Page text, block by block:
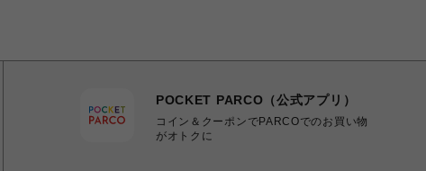
POCKET PARCO（公式アプリ）
コイン＆クーポンでPARCOでのお買い物
がオトクに